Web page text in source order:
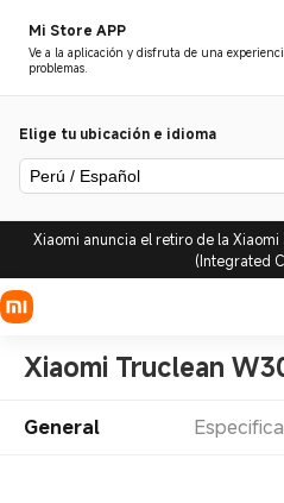
Mi Store APP
Ve a la aplicación y disfruta de una
problemas.
Elige tu ubicación e idioma
Perú / Español
Xiaomi anuncia el retiro de la
(Integrated
Xiaomi Truclean
General